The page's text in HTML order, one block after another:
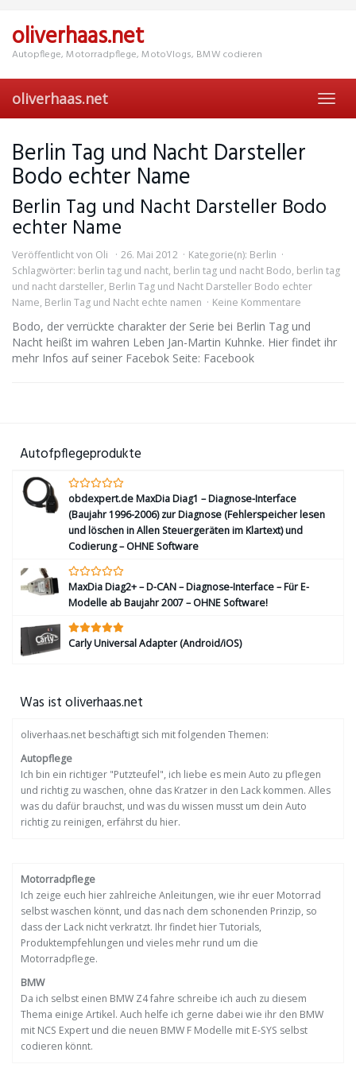
main
content
oliverhaas.net
Autopflege, Motorradpflege, MotoVlogs, BMW codieren
oliverhaas.net
Berlin Tag und Nacht Darsteller
Bodo echter Name
Berlin Tag und Nacht Darsteller Bodo
echter Name
Veröffentlicht von Oli 26. Mai 2012 Kategorie(n): Berlin
Schlagwörter: berlin tag und nacht, berlin tag und nacht Bodo, berlin tag
und nacht darsteller, Berlin Tag und Nacht Darsteller Bodo echter
Name, Berlin Tag und Nacht echte namen Keine Kommentare
Bodo, der verrückte charakter der Serie bei Berlin Tag und
Nacht heißt im wahren Leben Jan-Martin Kuhnke. Hier findet ihr
mehr Infos auf seiner Facebok Seite: Facebook
Autofpflegeprodukte
obdexpert.de MaxDia Diag1 – Diagnose-Interface
(Baujahr 1996-2006) zur Diagnose (Fehlerspeicher lesen
und löschen in Allen Steuergeräten im Klartext) und
Codierung – OHNE Software
MaxDia Diag2+ – D-CAN – Diagnose-Interface – Für E-
Modelle ab Baujahr 2007 – OHNE Software!
Carly Universal Adapter (Android/iOS)
Was ist oliverhaas.net
oliverhaas.net beschäftigt sich mit folgenden Themen:
Autopflege
Ich bin ein richtiger "Putzteufel", ich liebe es mein Auto zu pflegen
und richtig zu waschen, ohne das Kratzer in den Lack kommen. Alles
was du dafür brauchst, und was du wissen musst um dein Auto
richtig zu reinigen, erfährst du hier.
Motorradpflege
Ich zeige euch hier zahlreiche Anleitungen, wie ihr euer Motorrad
selbst waschen könnt, und das nach dem schonenden Prinzip, so
dass der Lack nicht verkratzt. Ihr findet hier Tutorials,
Produktempfehlungen und vieles mehr rund um die
Motorradpflege.
BMW
Da ich selbst einen BMW Z4 fahre schreibe ich auch zu diesem
Thema einige Artikel. Auch helfe ich gerne dabei wie ihr den BMW
mit NCS Expert und die neuen BMW F Modelle mit E-SYS selbst
codieren könnt.